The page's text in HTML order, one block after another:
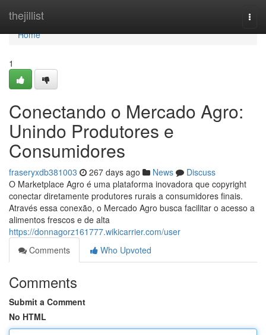
thejillist
Home
Home
1
Conectando o Mercado Agro:
Unindo Produtores e
Consumidores
fraseryxdb381003 267 days ago News
Discuss
O Marketplace Agro é uma plataforma inovadora que copyright
conectar diretamente produtores rurais a consumidores finais.
Através essa conexão, o Mercado Agro busca facilitar o acesso a
alimentos frescos e de alta
https://donnagorz161777.wikicarrier.com/user
Comments
Who Upvoted
Comments
Submit a Comment
No HTML